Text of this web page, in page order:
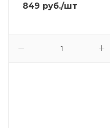
849 руб./шт